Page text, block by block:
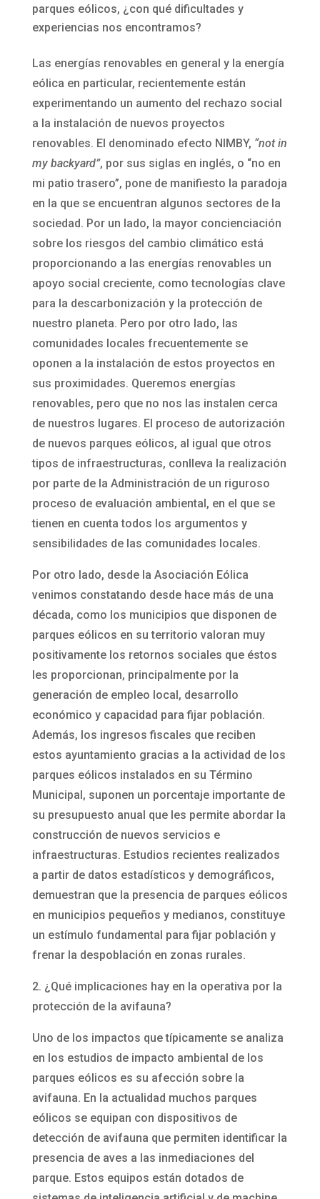
parques eólicos, ¿con qué dificultades y
experiencias nos encontramos?
Las energías renovables en general y la energía
eólica en particular, recientemente están
experimentando un aumento del rechazo social
a la instalación de nuevos proyectos
renovables. El denominado efecto NIMBY, “not in
my backyard”, por sus siglas en inglés, o “no en
mi patio trasero”, pone de manifiesto la paradoja
en la que se encuentran algunos sectores de la
sociedad. Por un lado, la mayor concienciación
sobre los riesgos del cambio climático está
proporcionando a las energías renovables un
apoyo social creciente, como tecnologías clave
para la descarbonización y la protección de
nuestro planeta. Pero por otro lado, las
comunidades locales frecuentemente se
oponen a la instalación de estos proyectos en
sus proximidades. Queremos energías
renovables, pero que no nos las instalen cerca
de nuestros lugares. El proceso de autorización
de nuevos parques eólicos, al igual que otros
tipos de infraestructuras, conlleva la realización
por parte de la Administración de un riguroso
proceso de evaluación ambiental, en el que se
tienen en cuenta todos los argumentos y
sensibilidades de las comunidades locales.
Por otro lado, desde la Asociación Eólica
venimos constatando desde hace más de una
década, como los municipios que disponen de
parques eólicos en su territorio valoran muy
positivamente los retornos sociales que éstos
les proporcionan, principalmente por la
generación de empleo local, desarrollo
económico y capacidad para fijar población.
Además, los ingresos fiscales que reciben
estos ayuntamiento gracias a la actividad de los
parques eólicos instalados en su Término
Municipal, suponen un porcentaje importante de
su presupuesto anual que les permite abordar la
construcción de nuevos servicios e
infraestructuras. Estudios recientes realizados
a partir de datos estadísticos y demográficos,
demuestran que la presencia de parques eólicos
en municipios pequeños y medianos, constituye
un estímulo fundamental para fijar población y
frenar la despoblación en zonas rurales.
2. ¿Qué implicaciones hay en la operativa por la
protección de la avifauna?
Uno de los impactos que típicamente se analiza
en los estudios de impacto ambiental de los
parques eólicos es su afección sobre la
avifauna. En la actualidad muchos parques
eólicos se equipan con dispositivos de
detección de avifauna que permiten identificar la
presencia de aves a las inmediaciones del
parque. Estos equipos están dotados de